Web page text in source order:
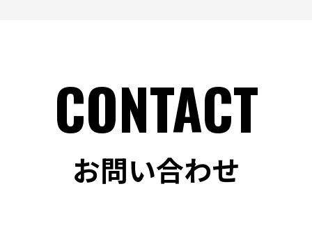
CONTACT
お問い合わせ